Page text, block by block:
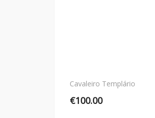
Cavaleiro Templário
€100.00